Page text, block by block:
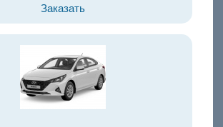
Заказать